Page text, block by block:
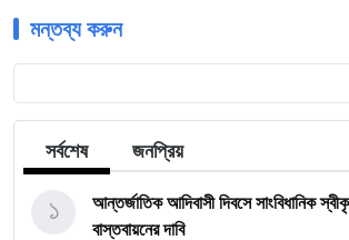
মন্তব্য করুন
সর্বশেষ জনপ্রিয়
আন্তর্জাতিক আদিবাসী দিবসে সাংবিধানিক
বাস্তবায়নের দাবি
১